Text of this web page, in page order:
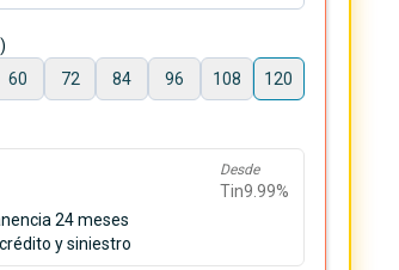
60 72 84 96 108 120
Desde
Tin9.99%
24 meses
y siniestro